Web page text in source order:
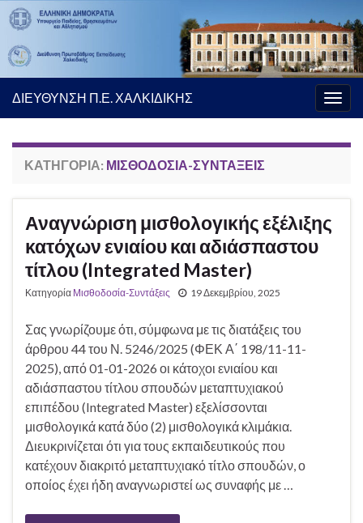
ΔΙΕΥΘΥΝΣΗ Π.Ε. ΧΑΛΚΙΔΙΚΗΣ
ΚΑΤΗΓΟΡΊΑ: ΜΙΣΘΟΔΟΣΊΑ-ΣΥΝΤΆΞΕΙΣ
Αναγνώριση μισθολογικής εξέλιξης
κατόχων ενιαίου και αδιάσπαστου
τίτλου (Integrated Master)
Κατηγορία Μισθοδοσία-Συντάξεις 19 Δεκεμβρίου, 2025
Σας γνωρίζουμε ότι, σύμφωνα με τις διατάξεις του
άρθρου 44 του Ν. 5246/2025 (ΦΕΚ Α΄ 198/11-11-
2025), από 01-01-2026 οι κάτοχοι ενιαίου και
αδιάσπαστου τίτλου σπουδών μεταπτυχιακού
επιπέδου (Integrated Master) εξελίσσονται
μισθολογικά κατά δύο (2) μισθολογικά κλιμάκια.
Διευκρινίζεται ότι για τους εκπαιδευτικούς που
κατέχουν διακριτό μεταπτυχιακό τίτλο σπουδών, ο
οποίος έχει ήδη αναγνωριστεί ως συναφής με …